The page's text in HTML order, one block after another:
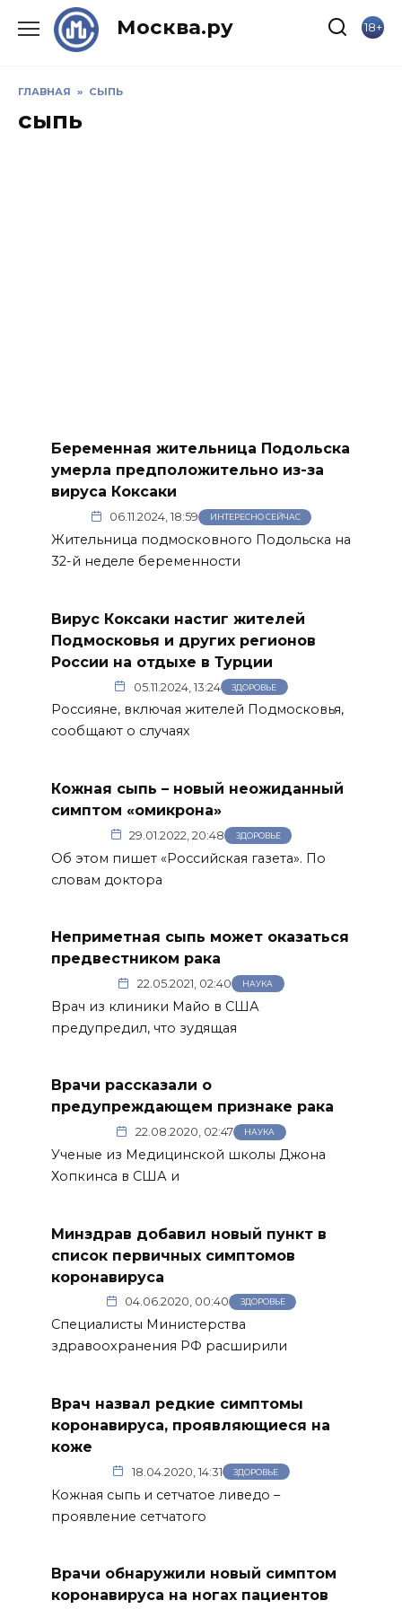
Москва.ру 18+
ГЛАВНАЯ » СЫПЬ
сыпь
Беременная жительница Подольска
умерла предположительно из-за
вируса Коксаки
06.11.2024, 18:59 ИНТЕРЕСНО СЕЙЧАС
Жительница подмосковного Подольска на
32-й неделе беременности
Вирус Коксаки настиг жителей
Подмосковья и других регионов
России на отдыхе в Турции
05.11.2024, 13:24 ЗДОРОВЬЕ
Россияне, включая жителей Подмосковья,
сообщают о случаях
Кожная сыпь – новый неожиданный
симптом «омикрона»
29.01.2022, 20:48 ЗДОРОВЬЕ
Об этом пишет «Российская газета». По
словам доктора
Неприметная сыпь может оказаться
предвестником рака
22.05.2021, 02:40 НАУКА
Врач из клиники Майо в США
предупредил, что зудящая
Врачи рассказали о
предупреждающем признаке рака
22.08.2020, 02:47 НАУКА
Ученые из Медицинской школы Джона
Хопкинса в США и
Минздрав добавил новый пункт в
список первичных симптомов
коронавируса
04.06.2020, 00:40 ЗДОРОВЬЕ
Специалисты Министерства
здравоохранения РФ расширили
Врач назвал редкие симптомы
коронавируса, проявляющиеся на
коже
18.04.2020, 14:31 ЗДОРОВЬЕ
Кожная сыпь и сетчатое ливедо –
проявление сетчатого
Врачи обнаружили новый симптом
коронавируса на ногах пациентов